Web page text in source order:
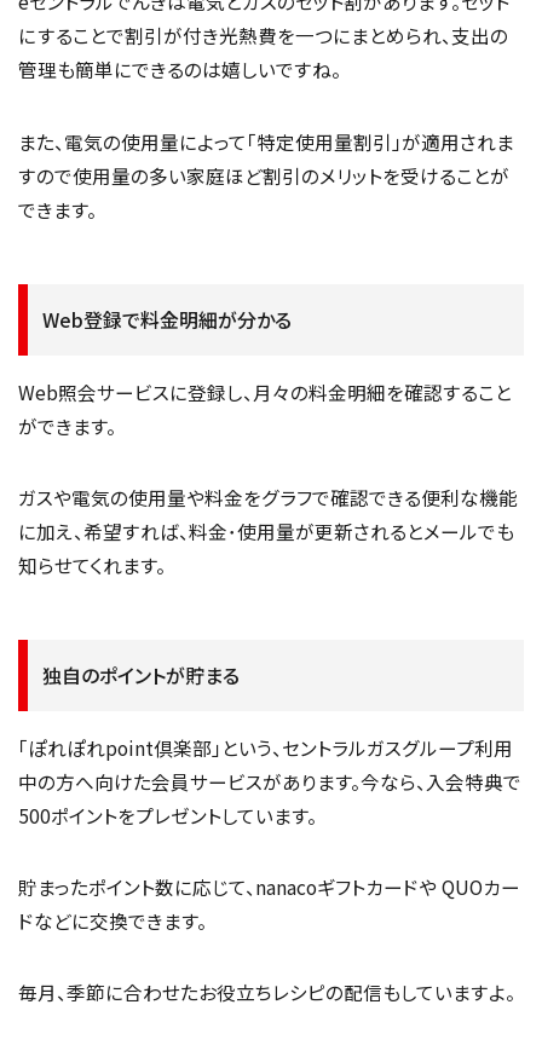
にすることで割引が付き光熱費を一つにまとめられ、支出の
管理も簡単にできるのは嬉しいですね。
また、電気の使用量によって「特定使用量割引」が適用されま
すので使用量の多い家庭ほど割引のメリットを受けることが
できます。
Web登録で料金明細が分かる
Web照会サービスに登録し、月々の料金明細を確認すること
ができます。
ガスや電気の使用量や料金をグラフで確認できる便利な機能
に加え、希望すれば、料金･使用量が更新されるとメールでも
知らせてくれます。
独自のポイントが貯まる
「ぽれぽれpoint倶楽部」という、セントラルガスグループ利用
中の方へ向けた会員サービスがあります。今なら、入会特典で
500ポイントをプレゼントしています。
貯まったポイント数に応じて、nanacoギフトカードや QUOカー
ドなどに交換できます。
毎月、季節に合わせたお役立ちレシピの配信もしていますよ。